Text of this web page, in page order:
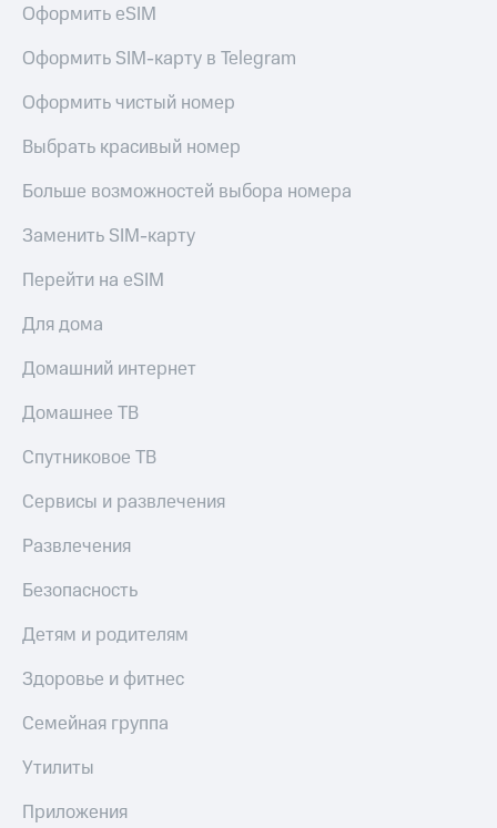
Оформить eSIM
Оформить SIM-карту в Telegram
Оформить чистый номер
Выбрать красивый номер
Больше возможностей выбора номера
Заменить SIM-карту
Перейти на eSIM
Для дома
Домашний интернет
Домашнее ТВ
Спутниковое ТВ
Сервисы и развлечения
Развлечения
Безопасность
Детям и родителям
Здоровье и фитнес
Семейная группа
Утилиты
Приложения